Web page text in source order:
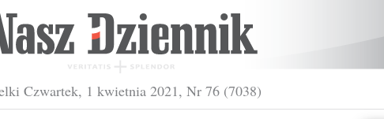
Czwartek, 1 kwietnia 2021, Nr 76 (7038)